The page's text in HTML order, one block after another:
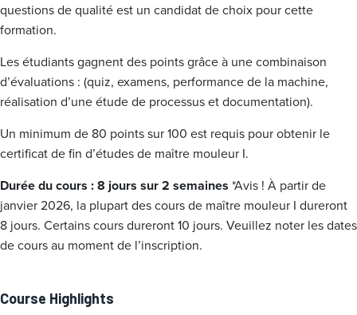
questions de qualité est un candidat de choix pour cette
formation.
Les étudiants gagnent des points grâce à une combinaison
d’évaluations : (quiz, examens, performance de la machine,
réalisation d’une étude de processus et documentation).
Un minimum de 80 points sur 100 est requis pour obtenir le
certificat de fin d’études de maître mouleur I.
Durée du cours : 8 jours sur 2 semaines *Avis ! À partir de
janvier 2026, la plupart des cours de maître mouleur I dureront
8 jours. Certains cours dureront 10 jours. Veuillez noter les dates
de cours au moment de l’inscription.
Course Highlights